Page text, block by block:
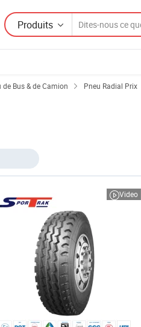
Produits
de Bus & de Camion Pneu Radial Prix
Video